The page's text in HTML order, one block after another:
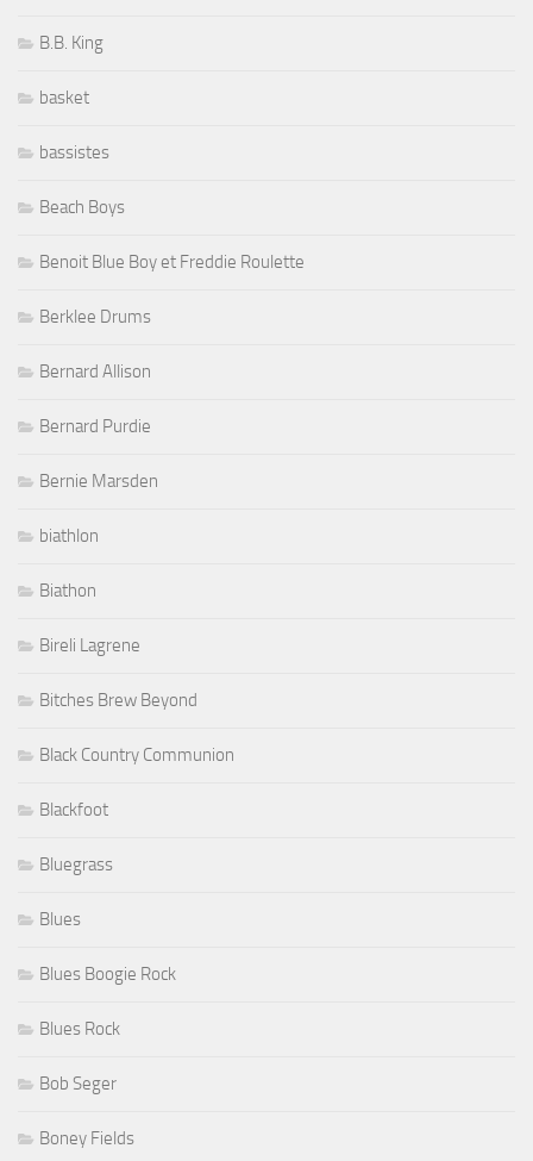
B.B. King
basket
bassistes
Beach Boys
Benoit Blue Boy et Freddie Roulette
Berklee Drums
Bernard Allison
Bernard Purdie
Bernie Marsden
biathlon
Biathon
Bireli Lagrene
Bitches Brew Beyond
Black Country Communion
Blackfoot
Bluegrass
Blues
Blues Boogie Rock
Blues Rock
Bob Seger
Boney Fields